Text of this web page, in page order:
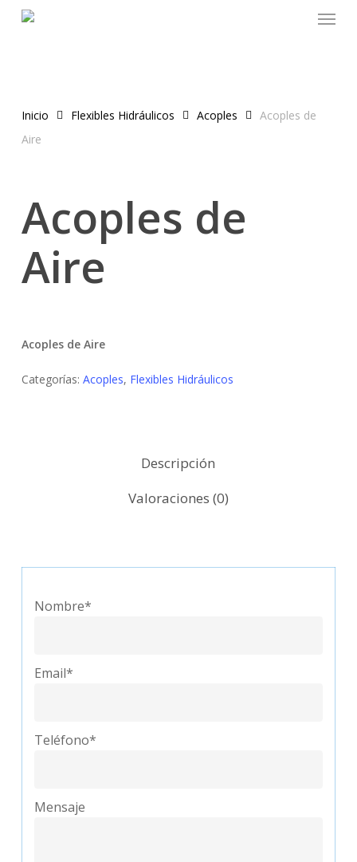
Menu
Inicio Flexibles Hidráulicos Acoples
Acoples de
Aire
Acoples de
Aire
Acoples de Aire
Categorías: Acoples, Flexibles Hidráulicos
Descripción
Valoraciones (0)
Nombre*
Email*
Teléfono*
Mensaje